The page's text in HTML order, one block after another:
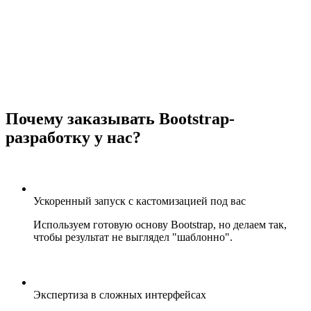
Почему заказывать Bootstrap-
разработку у нас?
Ускоренный запуск с кастомизацией под вас
Используем готовую основу Bootstrap, но делаем так,
чтобы результат не выглядел "шаблонно".
Экспертиза в сложных интерфейсах